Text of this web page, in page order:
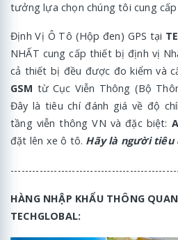
tưởng lựa chọn chúng tôi cung
Định Vị Ô Tô (Hộp đen) GPS tại
NHẤT cung cấp thiết bị định vị
cả thiết bị đều được đo kiểm và
GSM từ Cục Viễn Thông (Bộ
Đây là tiêu chí đánh giá về độ
tầng viễn thông VN và đặc biệt:
đặt lên xe ô tô. Hãy là người tiêu
HÀNG NHẬP KHẨU THÔNG
TECHGLOBAL: